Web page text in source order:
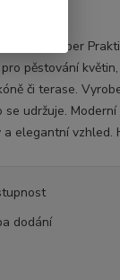
Gerber
pěstování
či terase.
se udržuje.
a elegantní vzhled.
dodání